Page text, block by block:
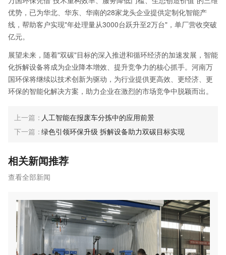
优势，已为华北、华东、华南的28家龙头企业提供定制化智能产
线，帮助客户实现"年处理量从3000台跃升至2万台"，单厂营收突破
亿元。
展望未来，随着"双碳"目标的深入推进和循环经济的加速发展，智能
化拆解设备将成为企业降本增效、提升竞争力的核心抓手。河南万
国环保将继续以技术创新为驱动，为行业提供更高效、更经济、更
环保的智能化解决方案，助力企业在激烈的市场竞争中脱颖而出。
人工智能在报废车分拣中的应用前景
绿色引领环保升级 拆解设备助力双碳目标实现
相关新闻推荐
查看全部新闻